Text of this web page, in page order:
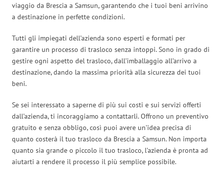
viaggio da Brescia a Samsun, garantendo che i tuoi beni arrivino
a destinazione in perfette condizioni.
Tutti gli impiegati dell’azienda sono esperti e formati per
garantire un processo di trasloco senza intoppi. Sono in grado di
gestire ogni aspetto del trasloco, dall’imballaggio all’arrivo a
destinazione, dando la massima priorità alla sicurezza dei tuoi
beni.
Se sei interessato a saperne di più sui costi e sui servizi offerti
dall’azienda, ti incoraggiamo a contattarli. Offrono un preventivo
gratuito e senza obbligo, così puoi avere un’idea precisa di
quanto costerà il tuo trasloco da Brescia a Samsun. Non importa
quanto sia grande o piccolo il tuo trasloco, l’azienda è pronta ad
aiutarti a rendere il processo il più semplice possibile.